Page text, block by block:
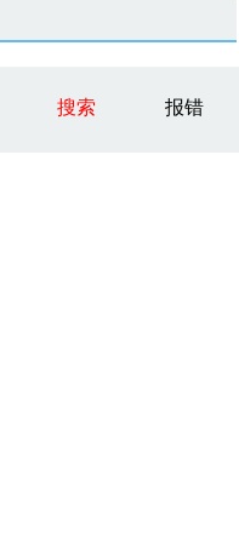
搜索 报错